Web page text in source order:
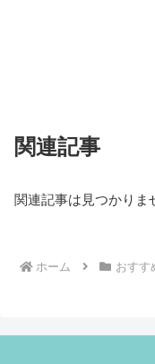
関連記事
関連記事は見つかりま
ホーム おすす